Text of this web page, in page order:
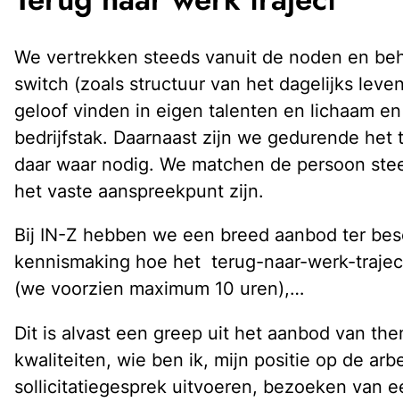
We vertrekken steeds vanuit de noden en
switch (zoals structuur van het dagelijks
geloof vinden in eigen talenten en lichaam
bedrijfstak. Daarnaast zijn we gedurende
daar waar nodig. We matchen de persoon
het vaste aanspreekpunt zijn.
Bij IN-Z hebben we een breed aanbod ter
kennismaking hoe het terug-naar-werk-
(we voorzien maximum 10 uren),…
Dit is alvast een greep uit het aanbod van
kwaliteiten, wie ben ik, mijn positie op de
sollicitatiegesprek uitvoeren, bezoeken van